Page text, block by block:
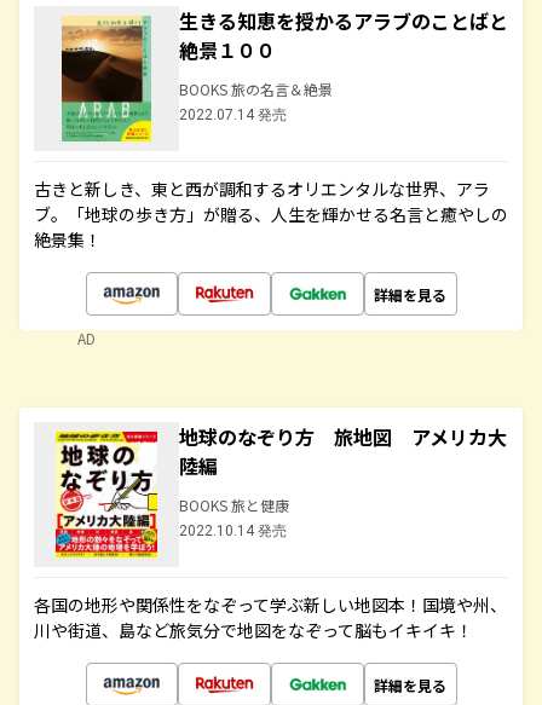
生きる知恵を授かるアラブのことばと
絶景１００
BOOKS 旅の名言＆絶景
2022.07.14 発売
古きと新しき、東と西が調和するオリエンタルな世界、アラ
ブ。「地球の歩き方」が贈る、人生を輝かせる名言と癒やしの
絶景集！
詳細を見る
AD
地球のなぞり方 旅地図 アメリカ大
陸編
BOOKS 旅と健康
2022.10.14 発売
各国の地形や関係性をなぞって学ぶ新しい地図本！国境や州、
川や街道、島など旅気分で地図をなぞって脳もイキイキ！
詳細を見る